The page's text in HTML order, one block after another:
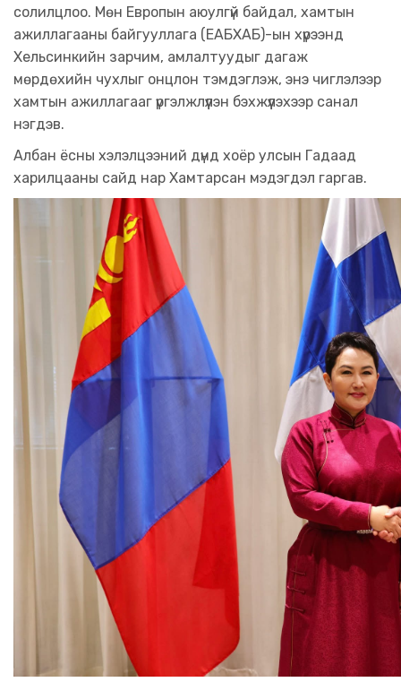
солилцлоо. Мөн Европын аюулгүй байдал, хамтын
ажиллагааны байгууллага (ЕАБХАБ)-ын хүрээнд
Хельсинкийн зарчим, амлалтуудыг дагаж
мөрдөхийн чухлыг онцлон тэмдэглэж, энэ чиглэлээр
хамтын ажиллагааг үргэлжлүүлэн бэхжүүлэхээр санал
нэгдэв.
Албан ёсны хэлэлцээний дүнд хоёр улсын Гадаад
харилцааны сайд нар Хамтарсан мэдэгдэл гаргав.